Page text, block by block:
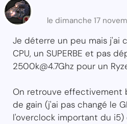
le dimanche 17
Je déterre un peu mais j'ai
CPU, un SUPERBE et pas
2500k@4.7Ghz pour un
On retrouve effectivement
de gain (j'ai pas changé le
l'overclock important du i5)